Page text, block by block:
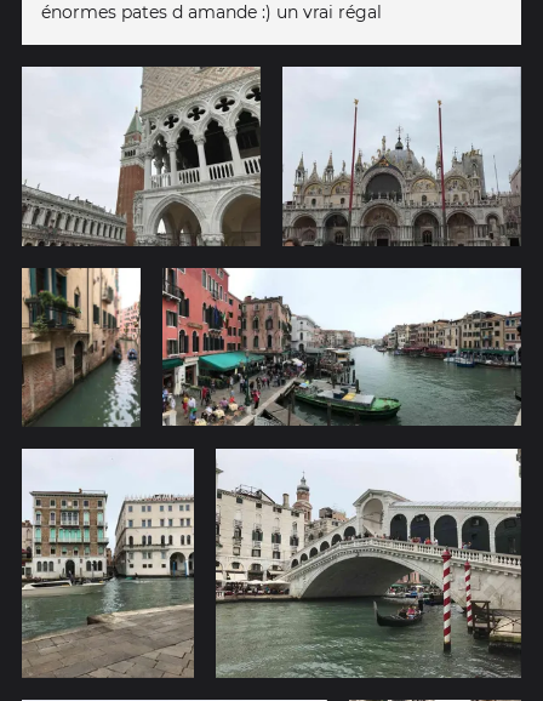
énormes pates d amande :) un vrai régal